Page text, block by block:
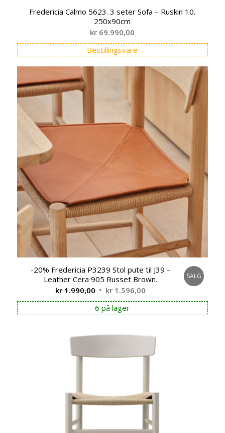
Fredericia Calmo 5623. 3 seter Sofa – Ruskin 10.
250x90cm
kr 69.990,00
Bestillingsvare
-20% Fredericia P3239 Stol pute til J39 –
Leather Cera 905 Russet Brown.
kr1.990,00 Opprinnelig
pris
var:
kr 1.596,00
pris
er:
SALG
6 på lager